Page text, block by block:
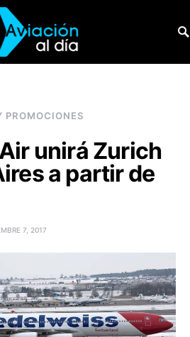
unirá Zurich
a partir de
7, 2017